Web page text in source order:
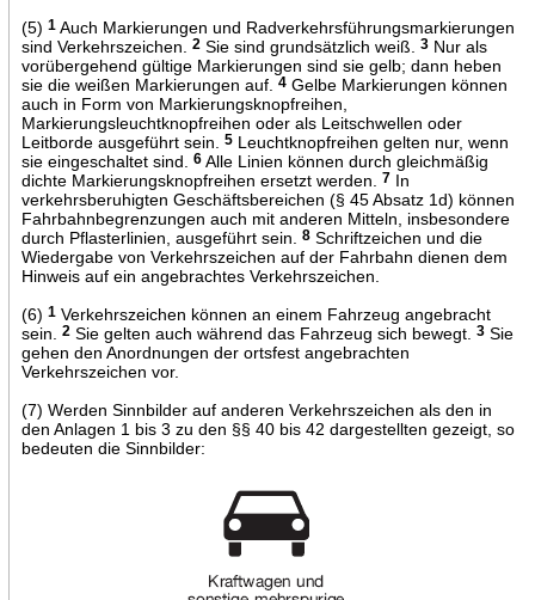
(5) 1Auch Markierungen und Radverkehrsführungsmarkierungen
sind Verkehrszeichen.
2Sie sind grundsätzlich weiß. 3Nur als
vorübergehend gültige Markierungen sind sie gelb; dann heben
sie die weißen Markierungen auf.
4Gelbe Markierungen können
auch in Form von Markierungsknopfreihen,
Markierungsleuchtknopfreihen oder als Leitschwellen oder
Leitborde ausgeführt sein.
5Leuchtknopfreihen gelten nur, wenn
sie eingeschaltet sind.
6Alle Linien können durch gleichmäßig
dichte Markierungsknopfreihen ersetzt werden.
7In
verkehrsberuhigten Geschäftsbereichen (§ 45 Absatz 1d) können
Fahrbahnbegrenzungen auch mit anderen Mitteln, insbesondere
durch Pflasterlinien, ausgeführt sein.
8Schriftzeichen und die
Wiedergabe von Verkehrszeichen auf der Fahrbahn dienen dem
Hinweis auf ein angebrachtes Verkehrszeichen.
(6) 1Verkehrszeichen können an einem Fahrzeug angebracht
sein.
2Sie gelten auch während das Fahrzeug sich bewegt. 3Sie
gehen den Anordnungen der ortsfest angebrachten
Verkehrszeichen vor.
(7) Werden Sinnbilder auf anderen Verkehrszeichen als den in
den Anlagen 1 bis 3 zu den §§ 40 bis 42 dargestellten gezeigt, so
bedeuten die Sinnbilder: